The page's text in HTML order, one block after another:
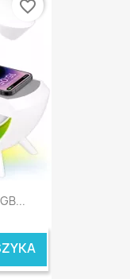
favorite_border